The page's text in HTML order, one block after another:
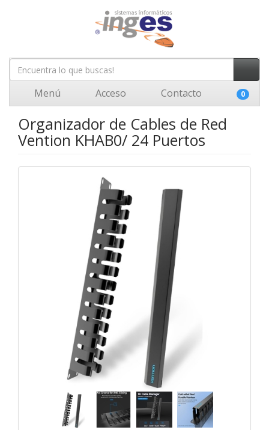
Menú Acceso Contacto 0
Organizador de Cables de Red
Vention KHAB0/ 24 Puertos